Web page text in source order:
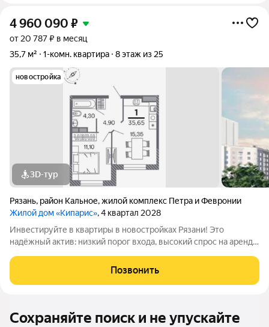
4 960 090 ₽
от 20 787 ₽ в месяц
35,7 м²
1-комн. квартира 8 этаж из 25
новостройка
3D-тур
Рязань, район Кальное,жилой комплекс Петра и Февронии
Жилой дом «Кипарис», 4 квартал 2028
Инвестируйте в квартиры в новостройках Рязани! Это
надёжный актив: низкий порог входа, высокий спрос на аренду
чтобы жизнь была удобной,
Позвонить
Сохраняйте поиск и не упускайте